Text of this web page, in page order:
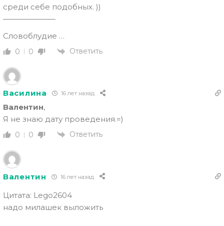
среди себе подобных. ))
———————
Словоблудие …
0 0 Ответить
Василина 16 лет назад
Валентин,
Я не знаю дату проведения.=)
0 0 Ответить
Валентин 16 лет назад
Цитата: Lego2604
надо милашек выложить